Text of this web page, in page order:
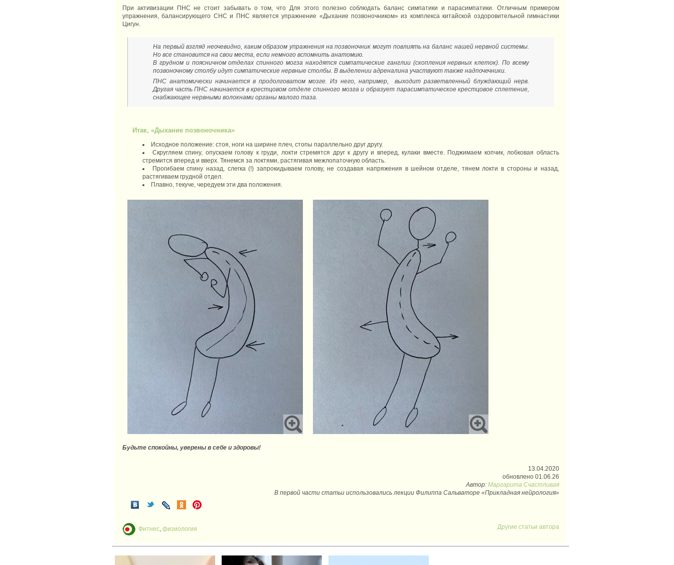
При активизации ПНС не стоит забывать о том, что Для этого полезно соблюдать баланс симпатики и парасимпатики. Отличным примером
упражнения, балансирующего СНС и ПНС является упражнение «Дыхание позвоночником» из комплекса китайской оздоровительной гимнастики
Цигун.
На первый взгляд неочевидно, каким образом упражнения на позвоночник могут повлиять на баланс нашей нервной системы.
Но все становится на свои места, если немного вспомнить анатомию.
В грудном и поясничном отделах спинного могза находятся симпатические ганглии (скопления нервных клеток). По всему
позвоночному столбу идут симпатические нервные столбы. В выделении адреналина участвуют также надпочечники.
ПНС анатомически начинается в продолговатом мозге. Из него, например, выходит разветвленный блуждающий нерв.
Другая часть ПНС начинается в крестцовом отделе спинного мозга и образует парасимпатическое крестцовое сплетение,
снабжающее нервными волокнами органы малого таза.
Итак, «Дыхание позвоночника»
Исходное положение: стоя, ноги на ширине плеч, стопы параллельно друг другу.
Скругляем спину, опускаем голову к груди, локти стремятся друг к другу и вперед, кулаки вместе. Поджимаем копчик, лобковая область
стремится вперед и вверх. Тянемся за локтями, растягивая межлопаточную область.
Прогибаем спину назад, слегка (!) запрокидываем голову, не создавая напряжения в шейном отделе, тянем локти в стороны и назад,
растягиваем грудной отдел.
Плавно, текуче, чередуем эти два положения.
Будьте спокойны, уверены в себе и здоровы!
13.04.2020
обновлено 01.06.26
Автор: Маргарита Счастливая
В первой части статьи использовались лекции Филиппа Сальваторе «Прикладная нейрология»
Фитнес физиология Другие статьи автора